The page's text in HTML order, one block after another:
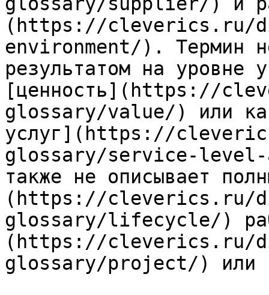
(https://cleverics.ru/
environment/). Термин
результатом на уровне
[ценность](https://
glossary/value/) или
услуг](https://
glossary/service-level-
также не описывает
(https://cleverics.ru/
glossary/lifecycle/)
(https://cleverics.ru/
glossary/project/) или